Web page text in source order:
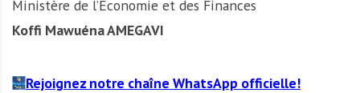
Ministère de l’Economie et des Finances
Koffi Mawuéna AMEGAVI
Rejoignez notre chaîne WhatsApp officielle!